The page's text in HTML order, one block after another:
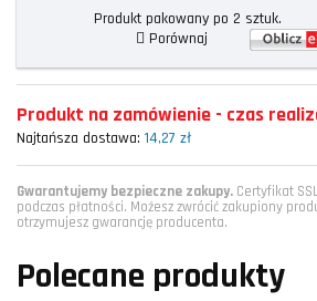
Produkt pakowany po 2 sztuk.
Porównaj
Produkt na zamówienie - czas
Najtańsza dostawa: 14,27 zł
Gwarantujemy bezpieczne zakupy. Certyfikat
podczas płatności. Możesz zwrócić zakupiony
otrzymujesz gwarancję producenta.
Polecane produkty